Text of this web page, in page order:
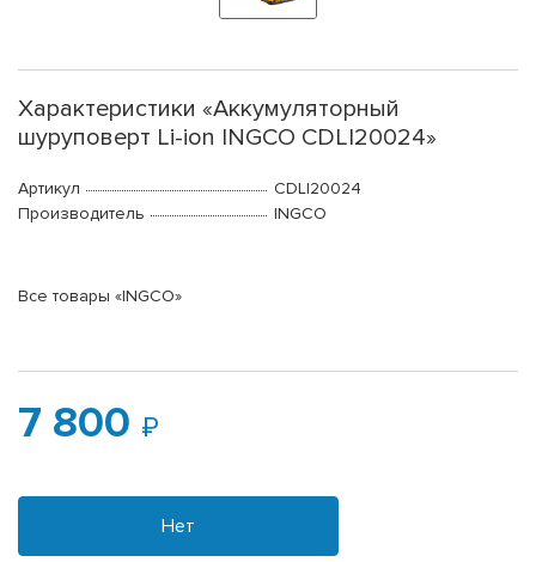
Характеристики «Аккумуляторный
шуруповерт Li-ion INGCO CDLI20024»
Артикул
CDLI20024
Производитель
INGCO
Все товары «INGCO»
7 800
Нет